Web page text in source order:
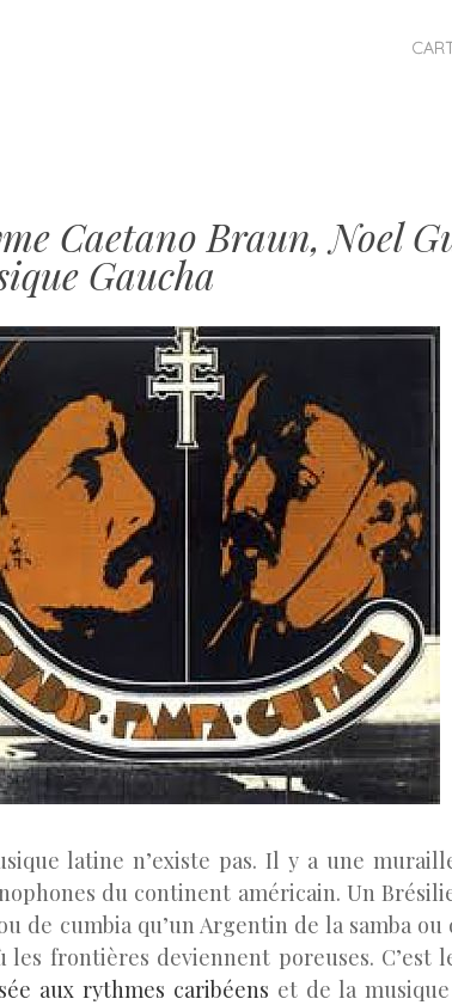
Caetano Braun, Noel
Gaucha
latine n’existe pas. Il y a une
du continent américain. Un
de cumbia qu’un Argentin de la samba
les frontières deviennent poreuses. C’est
aux rythmes caribéens et de la